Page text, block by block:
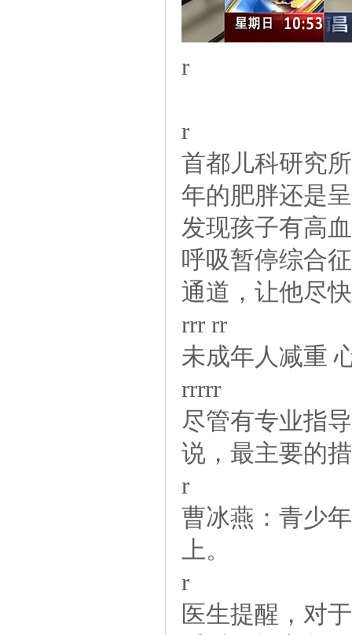
r
r
首都儿科研究
年的肥胖还是
发现孩子有高
呼吸暂停综合
通道，让他尽
rrrrr
未成年人减重
rrrrr
尽管有专业指
说，最主要的
r
曹冰燕：青少
上。
r
医生提醒，对